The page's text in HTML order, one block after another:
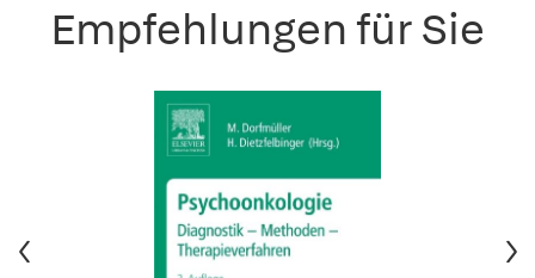
Empfehlungen für Sie